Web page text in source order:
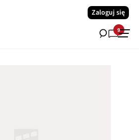
Zaloguj się
9